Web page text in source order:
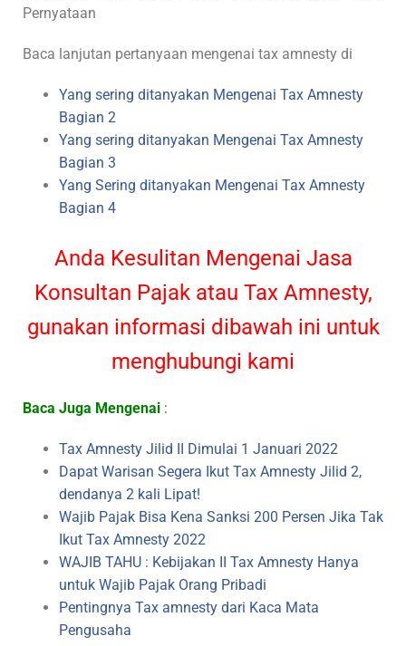
Pernyataan
Baca lanjutan pertanyaan mengenai tax amnesty di
Yang sering ditanyakan Mengenai Tax Amnesty
Bagian 2
Yang sering ditanyakan Mengenai Tax Amnesty
Bagian 3
Yang Sering ditanyakan Mengenai Tax Amnesty
Bagian 4
Anda Kesulitan Mengenai Jasa
Konsultan Pajak atau Tax Amnesty,
gunakan informasi dibawah ini untuk
menghubungi kami
Baca Juga Mengenai :
Tax Amnesty Jilid II Dimulai 1 Januari 2022
Dapat Warisan Segera Ikut Tax Amnesty Jilid 2,
dendanya 2 kali Lipat!
Wajib Pajak Bisa Kena Sanksi 200 Persen Jika Tak
Ikut Tax Amnesty 2022
WAJIB TAHU : Kebijakan II Tax Amnesty Hanya
untuk Wajib Pajak Orang Pribadi
Pentingnya Tax amnesty dari Kaca Mata
Pengusaha